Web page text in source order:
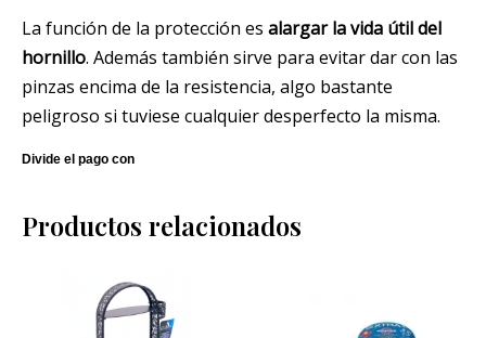
La función de la protección es alargar la vida útil del
hornillo. Además también sirve para evitar dar con las
pinzas encima de la resistencia, algo bastante
peligroso si tuviese cualquier desperfecto la misma.
Productos relacionados